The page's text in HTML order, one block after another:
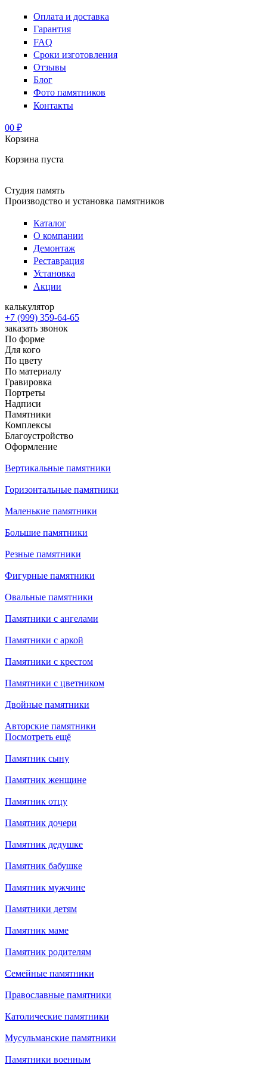
Оплата и доставка
Гарантия
FAQ
Сроки изготовления
Отзывы
Блог
Фото памятников
Контакты
00 ₽
Корзина
Корзина пуста
Студия память
Производство и установка памятников
Каталог
О компании
Демонтаж
Реставрация
Установка
Акции
калькулятор
+7 (999) 359-64-65
заказать звонок
По форме
Для кого
По цвету
По материалу
Гравировка
Портреты
Надписи
Памятники
Комплексы
Благоустройство
Оформление
Вертикальные памятники
Горизонтальные памятники
Маленькие памятники
Большие памятники
Резные памятники
Фигурные памятники
Овальные памятники
Памятники с ангелами
Памятники с аркой
Памятники с крестом
Памятники с цветником
Двойные памятники
Авторские памятники
Посмотреть ещё
Памятник сыну
Памятник женщине
Памятник отцу
Памятник дочери
Памятник дедушке
Памятник бабушке
Памятник мужчине
Памятники детям
Памятник маме
Памятник родителям
Семейные памятники
Православные памятники
Католические памятники
Мусульманские памятники
Памятники военным